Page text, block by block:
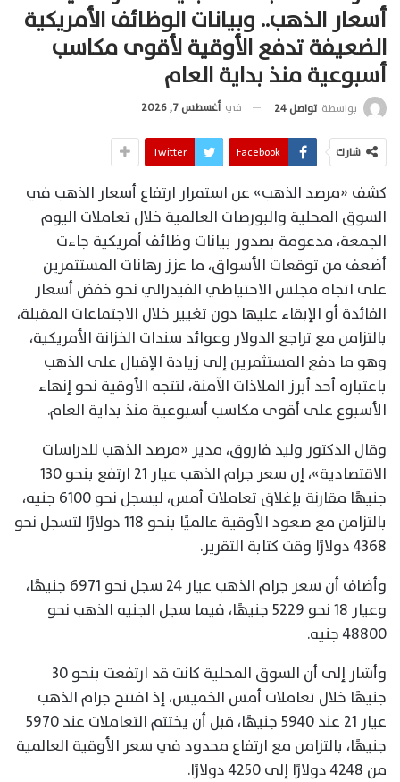
أسعار الذهب.. وبيانات الوظائف الأمريكية
الضعيفة تدفع الأوقية لأقوى مكاسب
أسبوعية منذ بداية العام
بواسطة تواصل 24 في أغسطس 7, 2026
شارك Facebook
Twitter
كشف «مرصد الذهب» عن استمرار ارتفاع أسعار الذهب في
السوق المحلية والبورصات العالمية خلال تعاملات اليوم
الجمعة، مدعومة بصدور بيانات وظائف أمريكية جاءت
أضعف من توقعات الأسواق، ما عزز رهانات المستثمرين
على اتجاه مجلس الاحتياطي الفيدرالي نحو خفض أسعار
الفائدة أو الإبقاء عليها دون تغيير خلال الاجتماعات المقبلة،
بالتزامن مع تراجع الدولار وعوائد سندات الخزانة الأمريكية،
وهو ما دفع المستثمرين إلى زيادة الإقبال على الذهب
باعتباره أحد أبرز الملاذات الآمنة، لتتجه الأوقية نحو إنهاء
الأسبوع على أقوى مكاسب أسبوعية منذ بداية العام.
وقال الدكتور وليد فاروق، مدير «مرصد الذهب للدراسات
الاقتصادية»، إن سعر جرام الذهب عيار 21 ارتفع بنحو 130
جنيهًا مقارنة بإغلاق تعاملات أمس، ليسجل نحو 6100 جنيه،
بالتزامن مع صعود الأوقية عالميًا بنحو 118 دولارًا لتسجل نحو
4368 دولارًا وقت كتابة التقرير.
وأضاف أن سعر جرام الذهب عيار 24 سجل نحو 6971 جنيهًا،
وعيار 18 نحو 5229 جنيهًا، فيما سجل الجنيه الذهب نحو
48800 جنيه.
وأشار إلى أن السوق المحلية كانت قد ارتفعت بنحو 30
جنيهًا خلال تعاملات أمس الخميس، إذ افتتح جرام الذهب
عيار 21 عند 5940 جنيهًا، قبل أن يختتم التعاملات عند 5970
جنيهًا، بالتزامن مع ارتفاع محدود في سعر الأوقية العالمية
من 4248 دولارًا إلى 4250 دولارًا.